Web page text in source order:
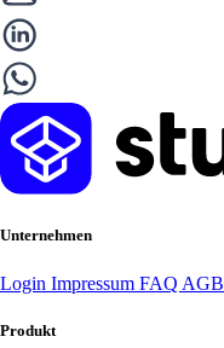
Unternehmen
Login Impressum FAQ AGB
Produkt